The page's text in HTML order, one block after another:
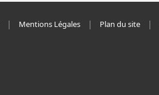
Mentions Légales Plan du site